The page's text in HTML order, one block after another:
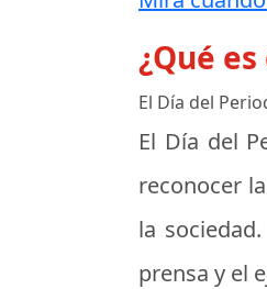
¿Qué
El Día del
El Día del
reconocer
la
prensa y el